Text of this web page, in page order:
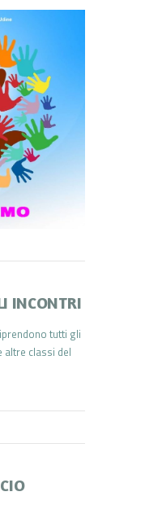
INCONTRI
tutti gli
altre classi del